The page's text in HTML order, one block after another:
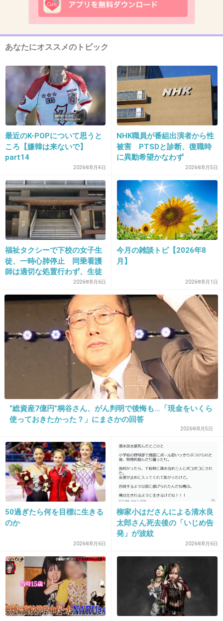
2016/03/11(金) 11:29:37
どちらもビチグソでしょ、気の毒なのは亀頭ヤ
ロウの奥さんです
14. 匿名2016/03/11(金) 11:29:45
復活の可能性あるんだね
+80 -259
あの会見は全部嘘でしたってベッキーが認める
とか思えない。
だってそれまで嘘なんて最低！嫌い！信じられ
ないそんな人！みたいな人だったじゃん
+1153
＞ベッキーもとんでもない男に引っ掛かったも
のですよ
まあえのんはリアルゲスだけど、ベッキーに同
情する人はそんなにいないと思うよ
不倫したのはは事実だもんね
ゲスの極み乙女。川谷、ライブMCでネッ
トを挑発 「人の悪口言う前に自分の生活の
こと考えたほうがいいと思います笑」
girlschannel.net
ゲスの極み乙女。川谷、ライブMCでネットを挑発 「人の悪口言う前に自分
「マスコミに変な風に解釈されてニュースになるからちゃんと書いておき
ます」 として流していた川谷氏の発言は挑戦的...
+996
あなたにオススメのトピック
最近のK-POPについて思うと
ころ【嫌韓は来ないで】
part14
2026年8月4日
NHK職員が番組出演者から性
被害 PTSDと診断、復職時
に異動希望かなわず
2026年8月5日
福祉タクシーで下校の女子生
徒、一時心肺停止 同乗看護
師は適切な処置行わず、生徒
2026年8月6日
今月の雑談トピ【2026年8
月】
2026年8月1日
“総資産7億円”桐谷さん、がん判明で後悔も…「現金をいくら
使っておきたかった？」にまさかの回答
2026年8月5日
50過ぎたら何を目標に生きる
のか
2026年8月6日
柳家小はださんによる清水良
太郎さん死去後の「いじめ告
発」が波紋
2026年8月6日